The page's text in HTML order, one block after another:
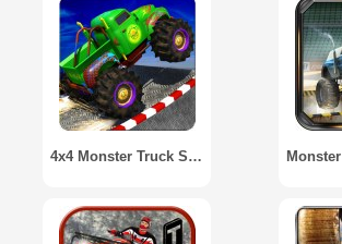
4x4 Monster Truck Stunts 3D